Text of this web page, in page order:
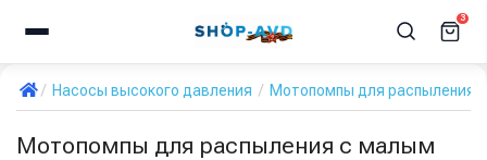
3
Насосы высокого давления Мотопомпы для распыления
Мотопомпы для распыления с малым